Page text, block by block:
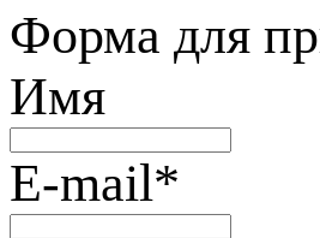
Форма для
Имя
E-mail*